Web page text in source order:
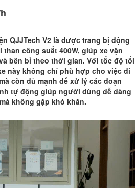
QJJTech V2 là được trang bị động
công suất 400W, giúp xe vận
bền bỉ theo thời gian. Với tốc độ tối
này không chỉ phù hợp cho việc đi
còn đủ mạnh để xử lý các đoạn
tự động giúp người dùng dễ dàng
không gặp khó khăn.